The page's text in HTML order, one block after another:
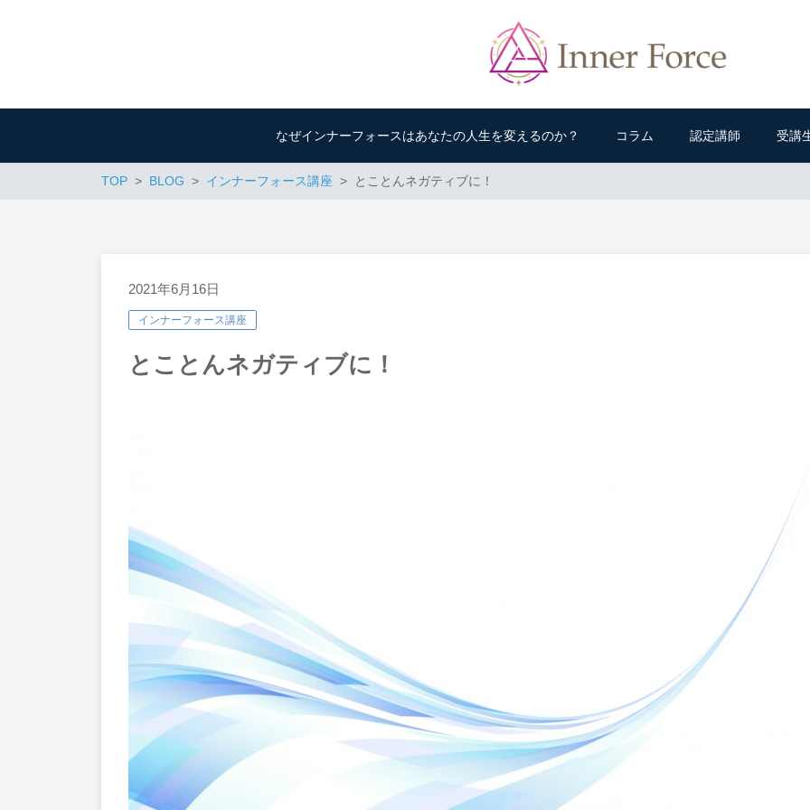
なぜインナーフォースはあなたの人生を変えるのか？ コラム 認定講師 受講
TOP BLOG インナーフォース講座 とことんネガティブに！
2021年6月16日
インナーフォース講座
とことんネガティブに！